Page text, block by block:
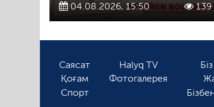
04.08.2026, 15:50 139
Саясат
Қоғам
Спорт
Halyq TV
Фотогалерея